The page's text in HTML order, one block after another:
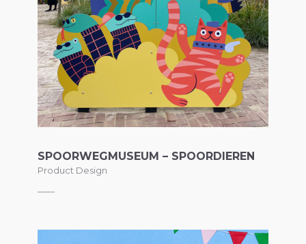
SPOORWEGMUSEUM – SPOORDIEREN
Product Design